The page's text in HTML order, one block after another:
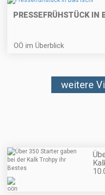
PRESSEFRÜHSTÜCK IN
OÖ im Überblick
weitere